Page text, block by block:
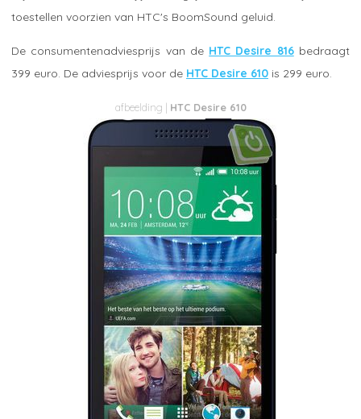
toestellen voorzien van HTC's BoomSound geluid.
De consumentenadviesprijs van de HTC Desire 816bedraagt
399 euro. De adviesprijs voor de HTC Desire 610 is 299 euro.
HTC Desire 610